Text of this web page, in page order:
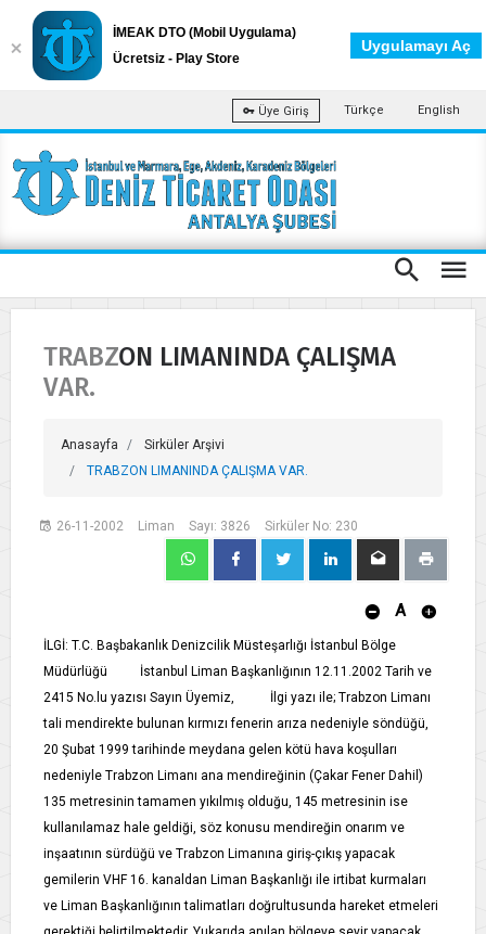
Üye Giriş Türkçe English
TRABZON LIMANINDA ÇALIŞMA
VAR.
Anasayfa
Sirküler Arşivi
TRABZON LIMANINDA ÇALIŞMA VAR.
26-11-2002 Liman Sayı: 3826 Sirküler No: 230
A
İLGİ: T.C. Başbakanlık Denizcilik Müsteşarlığı İstanbul Bölge
Müdürlüğü İstanbul Liman Başkanlığının 12.11.2002 Tarih ve
2415 No.lu yazısı Sayın Üyemiz, İlgi yazı ile; Trabzon Limanı
tali mendirekte bulunan kırmızı fenerin arıza nedeniyle söndüğü,
20 Şubat 1999 tarihinde meydana gelen kötü hava koşulları
nedeniyle Trabzon Limanı ana mendireğinin (Çakar Fener Dahil)
135 metresinin tamamen yıkılmış olduğu, 145 metresinin ise
kullanılamaz hale geldiği, söz konusu mendireğin onarım ve
inşaatının sürdüğü ve Trabzon Limanına giriş-çıkış yapacak
gemilerin VHF 16. kanaldan Liman Başkanlığı ile irtibat kurmaları
ve Liman Başkanlığının talimatları doğrultusunda hareket etmeleri
İMEAK DTO (Mobil Uygulama)
Ücretsiz - Play Store
Uygulamayı Aç